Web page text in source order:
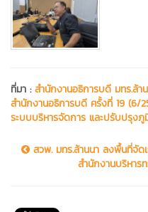
ที่มา :สำนักงานอธิการบดี มทร.ล้
สำนักงานอธิการบดี ครั้งที่ 19 (6/
ระบบบริหารจัดการ และปรับปรุง
สวพ. มทร.ล้านนา ลงพื้นที่จั
สำนักงานบริหาร